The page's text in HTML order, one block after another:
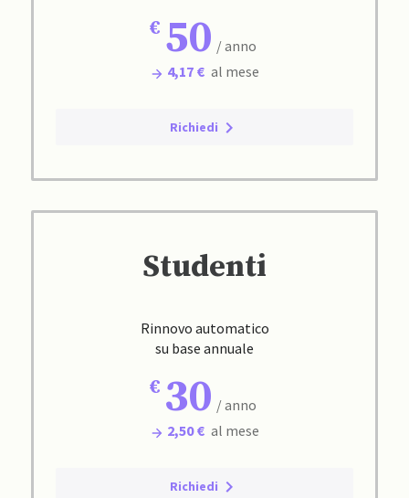
50 / anno
4,17 € al mese
Richiedi
Studenti
Rinnovo automatico
su base annuale
30 / anno
2,50 € al mese
Richiedi